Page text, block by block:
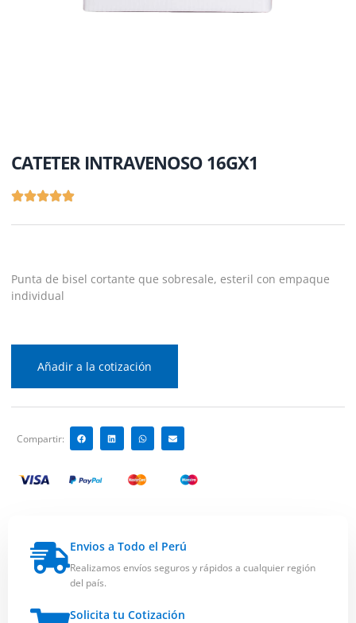
CATETER INTRAVENOSO 16GX1
Punta de bisel cortante que sobresale, esteril con empaque
individual
Añadir a la cotización
Compartir:
Envios a Todo el Perú
Realizamos envíos seguros y rápidos a cualquier región
del país.
Solicita tu Cotización